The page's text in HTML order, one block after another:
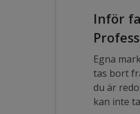
Inför
Egna
tas bort
du är
kan inte